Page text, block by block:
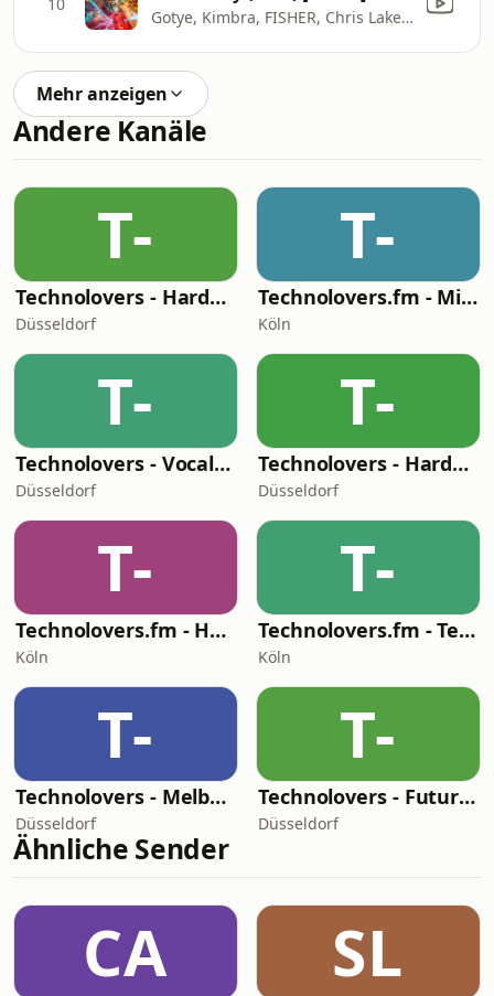
Gotye, Kimbra, FISHER, Chris Lake & Sante Sansone
Mehr anzeigen
Andere Kanäle
T-
Technolovers - Hardstyle
Düsseldorf
T-
Technolovers.fm - Minimal
Köln
T-
Technolovers - Vocal Trance
Düsseldorf
T-
Technolovers - Hardcore
Düsseldorf
T-
Technolovers.fm - HYPERTECHNO
Köln
T-
Technolovers.fm - Techno
Köln
T-
Technolovers - Melbourne Bounce
Düsseldorf
T-
Technolovers - Future House
Düsseldorf
Ähnliche Sender
CA SL